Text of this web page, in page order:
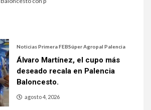
Noticias Primera FEBSúper Agropal Palencia
Álvaro Martínez, el cupo más
deseado recala en Palencia
Baloncesto.
agosto 4, 2026